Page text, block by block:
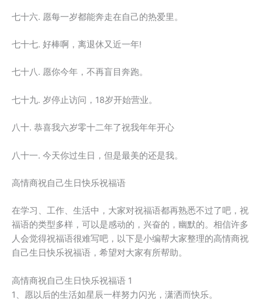
七十六. 愿每一岁都能奔走在自己的热爱里。
七十七. 好棒啊，离退休又近一年!
七十八. 愿你今年，不再盲目奔跑。
七十九. 岁停止访问，18岁开始营业。
八十. 恭喜我六岁零十二年了祝我年年开心
八十一. 今天你过生日，但是最美的还是我。
高情商祝自己生日快乐祝福语
在学习、工作、生活中，大家对祝福语都再熟悉不过了吧，祝
福语的类型多样，可以是感动的，兴奋的，幽默的。相信许多
人会觉得祝福语很难写吧，以下是小编帮大家整理的高情商祝
自己生日快乐祝福语，希望对大家有所帮助。
高情商祝自己生日快乐祝福语 1
1、愿以后的生活如星辰一样努力闪光，潇洒而快乐。